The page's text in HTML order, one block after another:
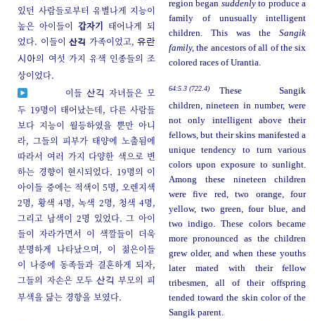
있던 사람들로부터 유별나게 지능이
높은 아이들이갑자기 태어나게 되
었다. 이들이산긱 가족이었고,유란
시아의 여섯 가지 유색 인종들의 조
상이었다.
region began suddenlyto produce a
family of unusually intelligent
children. This was theSangik
family,the ancestors of all of the six
colored races of Urantia.
이들 산긱
자녀들은 모
두 19명이 태어났는데, 다른 사람들
보다 지능이 월등하였을 뿐만 아니
라, 그들의 피부가 태양에 노출됨에
따라서 여러 가지 다양한 색으로 변
하는 경향이 현시되었다. 19명의 이
아이들 중에는 적색이 5명, 오렌지색
2명, 황색 4명, 녹색 2명, 청색 4명,
그리고 남색이 2명 있었다. 그 아이
들이 자라가면서 이 색깔들이 더욱
분명하게 나타났으며, 이 젊은이들
이 나중에 동족들과 결혼하게 되자,
그들의 자손은 모두 산긱
부모의 피
부색을 닮는 경향을 보였다.
64:5.3 (722.4)
These Sangik
children, nineteen in number, were
not only intelligent above their
fellows, but their skins manifested a
unique tendency to turn various
colors upon exposure to sunlight.
Among these nineteen children
were five red, two orange, four
yellow, two green, four blue, and
two indigo. These colors became
more pronounced as the children
grew older, and when these youths
later mated with their fellow
tribesmen, all of their offspring
tended toward the skin color of the
Sangik parent.